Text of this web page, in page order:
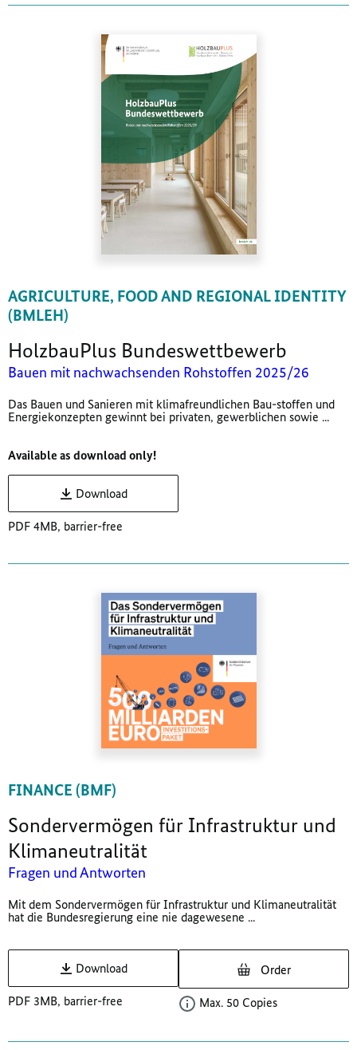
AGRICULTURE, FOOD AND REGIONAL IDENTITY
(BMLEH)
HolzbauPlus Bundeswettbewerb
Bauen mit nachwachsenden Rohstoffen 2025/26
Das Bauen und Sanieren mit klimafreundlichen Bau-stoffen und
Energiekonzepten gewinnt bei privaten, gewerblichen sowie ...
Available as download only!
Download
PDF 4MB, barrier-free
FINANCE (BMF)
Sondervermögen für Infrastruktur und
Klimaneutralität
Fragen und Antworten
Mit dem Sondervermögen für Infrastruktur und Klimaneutralität
hat die Bundesregierung eine nie dagewesene ...
Download
PDF 3MB, barrier-free
Order
Max. 50 Copies